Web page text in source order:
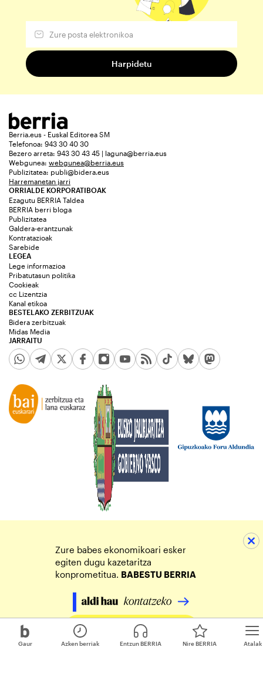
Gaur Atalak
Azken berriak Entzun BERRIA Nire BERRIA
Berria.eus - Euskal Editorea SM
Telefonoa: 943 30 40 30
Bezero arreta: 943 30 43 45 | laguna@berria.eus
Webgunea: webgunea@berria.eus
Publizitatea: publi@bidera.eus
Harremanetan jarri
ORRIALDE KORPORATIBOAK
Ezagutu BERRIA Taldea
BERRIA berri bloga
Publizitatea
Galdera-erantzunak
Kontratazioak
Sarebide
JARRAITU
LEGEA
Lege informazioa
Pribatutasun politika
Cookieak
cc Lizentzia
Kanal etikoa
BESTELAKO ZERBITZUAK
Bidera zerbitzuak
Midas Media
Zure babes ekonomikoari esker
egiten dugu kazetaritza
konprometitua. BABESTU BERRIA
Egin zure ekarpena